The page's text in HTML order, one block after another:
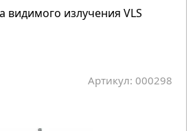
видимого излучения VLS
Артикул: 000298